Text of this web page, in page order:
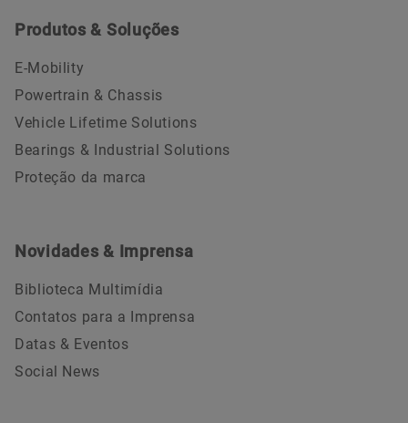
Produtos & Soluções
E-Mobility
Powertrain & Chassis
Vehicle Lifetime Solutions
Bearings & Industrial Solutions
Proteção da marca
Novidades & Imprensa
Biblioteca Multimídia
Contatos para a Imprensa
Datas & Eventos
Social News